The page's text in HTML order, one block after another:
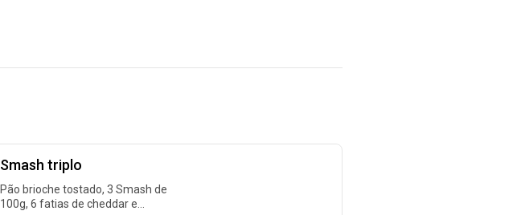
Smash triplo
Pão brioche tostado, 3 Smash de
100g, 6 fatias de cheddar e